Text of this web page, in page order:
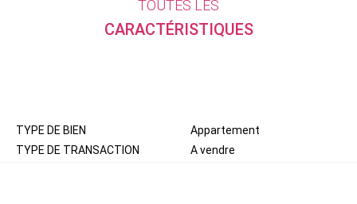
TOUTES LES
CARACTÉRISTIQUES
TYPE DE BIEN
Appartement
TYPE DE TRANSACTION
A vendre